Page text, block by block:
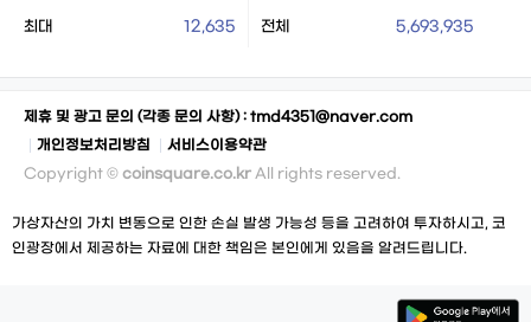
최대 12,635 전체 5,693,935
제휴 및 광고 문의 (각종 문의 사항) : tmd4351@naver.com
개인정보처리방침
서비스이용약관
Copyright © coinsquare.co.kr All rights reserved.
가상자산의 가치 변동으로 인한 손실 발생 가능성 등을 고려하여 투자하시고, 코
인광장에서 제공하는 자료에 대한 책임은 본인에게 있음을 알려드립니다.